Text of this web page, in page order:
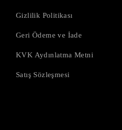
Gizlilik Politikası
Geri Ödeme ve İade
KVK Aydınlatma Metni
Satış Sözleşmesi